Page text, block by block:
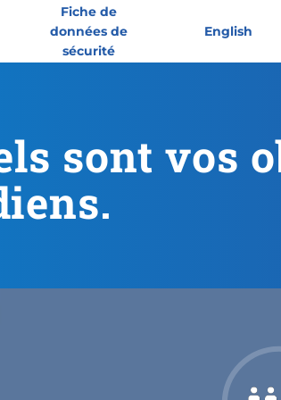
Fiche de
données de
sécurité
English
sont vos